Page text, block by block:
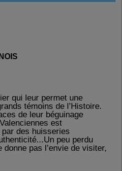
qui leur permet une
témoins de l’Histoire.
de leur béguinage
est
des huisseries
peu perdu
pas l’envie de visiter,